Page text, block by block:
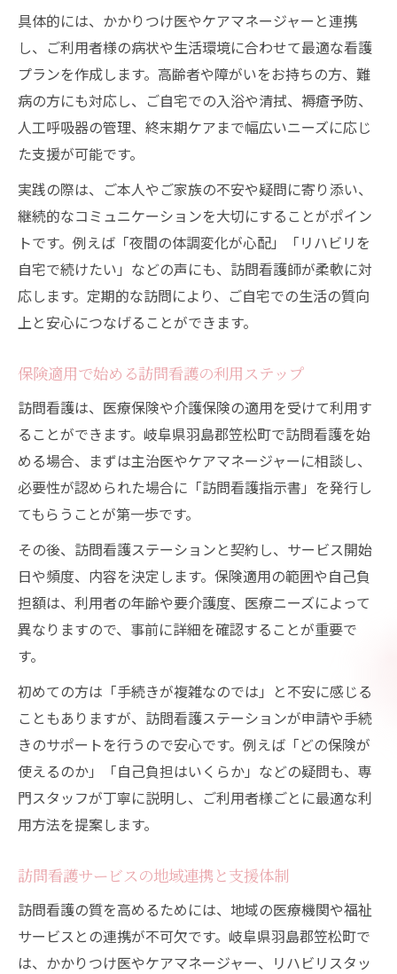
具体的には、かかりつけ医やケアマネージャーと連携
し、ご利用者様の病状や生活環境に合わせて最適な看護
プランを作成します。高齢者や障がいをお持ちの方、難
病の方にも対応し、ご自宅での入浴や清拭、褥瘡予防、
人工呼吸器の管理、終末期ケアまで幅広いニーズに応じ
た支援が可能です。
実践の際は、ご本人やご家族の不安や疑問に寄り添い、
継続的なコミュニケーションを大切にすることがポイン
トです。例えば「夜間の体調変化が心配」「リハビリを
自宅で続けたい」などの声にも、訪問看護師が柔軟に対
応します。定期的な訪問により、ご自宅での生活の質向
上と安心につなげることができます。
保険適用で始める訪問看護の利用ステップ
訪問看護は、医療保険や介護保険の適用を受けて利用す
ることができます。岐阜県羽島郡笠松町で訪問看護を始
める場合、まずは主治医やケアマネージャーに相談し、
必要性が認められた場合に「訪問看護指示書」を発行し
てもらうことが第一歩です。
その後、訪問看護ステーションと契約し、サービス開始
日や頻度、内容を決定します。保険適用の範囲や自己負
担額は、利用者の年齢や要介護度、医療ニーズによって
異なりますので、事前に詳細を確認することが重要で
す。
初めての方は「手続きが複雑なのでは」と不安に感じる
こともありますが、訪問看護ステーションが申請や手続
きのサポートを行うので安心です。例えば「どの保険が
使えるのか」「自己負担はいくらか」などの疑問も、専
門スタッフが丁寧に説明し、ご利用者様ごとに最適な利
用方法を提案します。
訪問看護サービスの地域連携と支援体制
訪問看護の質を高めるためには、地域の医療機関や福祉
サービスとの連携が不可欠です。岐阜県羽島郡笠松町で
は、かかりつけ医やケアマネージャー、リハビリスタッ